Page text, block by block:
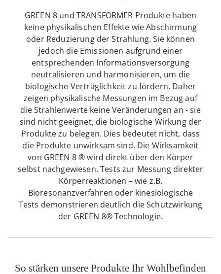
GREEN 8 und TRANSFORMER Produkte haben
keine physikalischen Effekte wie Abschirmung
oder Reduzierung der Strahlung. Sie können
jedoch die Emissionen aufgrund einer
entsprechenden Informationsversorgung
neutralisieren und harmonisieren, um die
biologische Verträglichkeit zu fördern. Daher
zeigen physikalische Messungen im Bezug auf
die Strahlenwerte keine Veränderungen an - sie
sind nicht geeignet, die biologische Wirkung der
Produkte zu belegen. Dies bedeutet nicht, dass
die Produkte unwirksam sind. Die Wirksamkeit
von GREEN 8 ® wird direkt über den Körper
selbst nachgewiesen. Tests zur Messung direkter
Körperreaktionen – wie z.B.
Bioresonanzverfahren oder kinesiologische
Tests demonstrieren deutlich die Schutzwirkung
der GREEN 8® Technologie.
So stärken unsere Produkte Ihr Wohlbefinden